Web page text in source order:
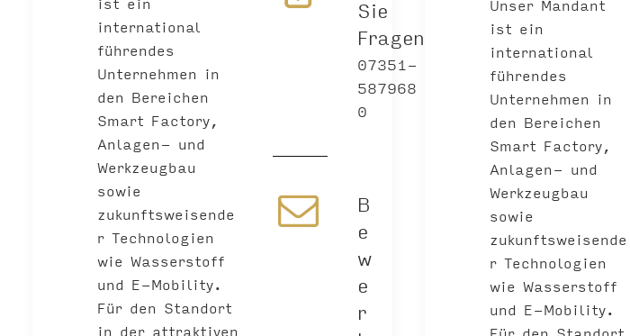
international
führendes
Unternehmen in
den Bereichen
Smart Factory,
Anlagen- und
Werkzeugbau
sowie
zukunftsweisende
r Technologien
wie Wasserstoff
und E-Mobility.
Für den Standort
in der attraktiven
Sie
Fragen?
07351-
587968
0
B
e
w
e
r
Unser Mandant
ist ein
international
führendes
Unternehmen in
den Bereichen
Smart Factory,
Anlagen- und
Werkzeugbau
sowie
zukunftsweisende
r Technologien
wie Wasserstoff
und E-Mobility.